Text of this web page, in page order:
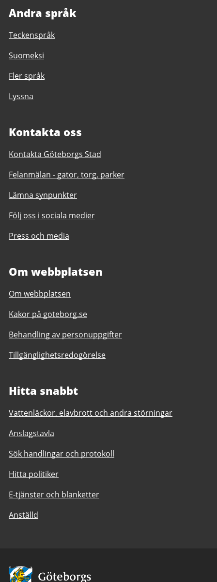
Andra språk
Teckenspråk
Suomeksi
Fler språk
Lyssna
Kontakta oss
Kontakta Göteborgs Stad
Felanmälan - gator, torg, parker
Lämna synpunkter
Följ oss i sociala medier
Press och media
Om webbplatsen
Om webbplatsen
Kakor på goteborg.se
Behandling av personuppgifter
Tillgänglighetsredogörelse
Hitta snabbt
Vattenläckor, elavbrott och andra störningar
Anslagstavla
Sök handlingar och protokoll
Hitta politiker
E-tjänster och blanketter
Anställd
Avsändare: